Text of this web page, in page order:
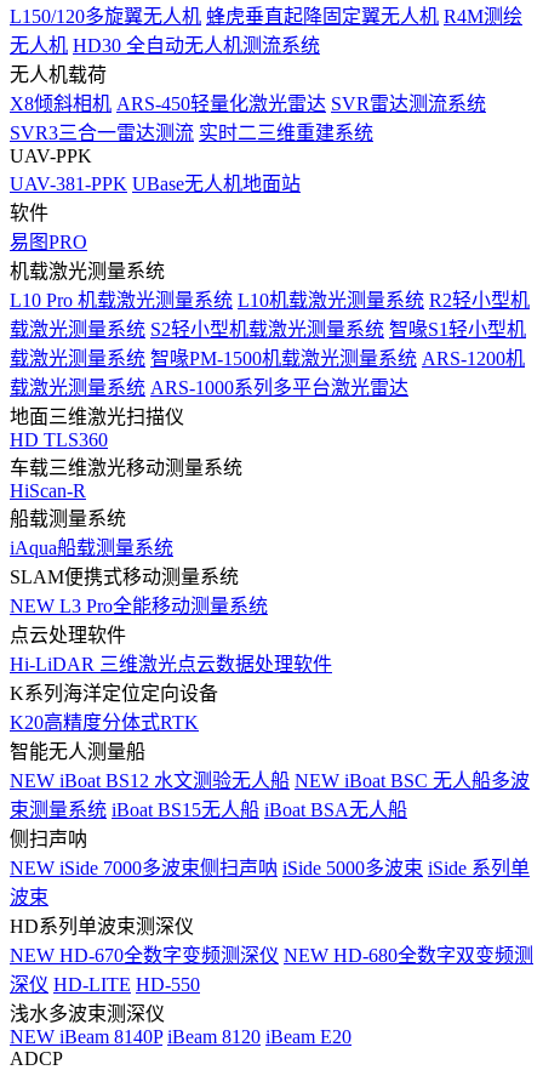
L150/120多旋翼无人机 蜂虎垂直起降固定翼无人机 R4M测绘
无人机 HD30 全自动无人机测流系统
无人机载荷
X8倾斜相机 ARS-450轻量化激光雷达 SVR雷达测流系统
SVR3三合一雷达测流 实时二三维重建系统
UAV-PPK
UAV-381-PPK UBase无人机地面站
软件
易图PRO
机载激光测量系统
L10 Pro 机载激光测量系统 L10机载激光测量系统 R2轻小型机
载激光测量系统 S2轻小型机载激光测量系统 智喙S1轻小型机
载激光测量系统 智喙PM-1500机载激光测量系统 ARS-1200机
载激光测量系统 ARS-1000系列多平台激光雷达
地面三维激光扫描仪
HD TLS360
车载三维激光移动测量系统
HiScan-R
船载测量系统
iAqua船载测量系统
SLAM便携式移动测量系统
NEW L3 Pro全能移动测量系统
点云处理软件
Hi-LiDAR 三维激光点云数据处理软件
K系列海洋定位定向设备
K20高精度分体式RTK
智能无人测量船
NEW iBoat BS12 水文测验无人船 NEW iBoat BSC 无人船多波
束测量系统 iBoat BS15无人船 iBoat BSA无人船
侧扫声呐
NEW iSide 7000多波束侧扫声呐 iSide 5000多波束 iSide 系列单
波束
HD系列单波束测深仪
NEW HD-670全数字变频测深仪 NEW HD-680全数字双变频测
深仪 HD-LITE HD-550
浅水多波束测深仪
NEW iBeam 8140P iBeam 8120 iBeam E20
ADCP